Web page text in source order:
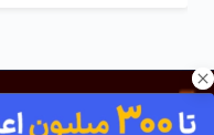
کلیه حقوق برای